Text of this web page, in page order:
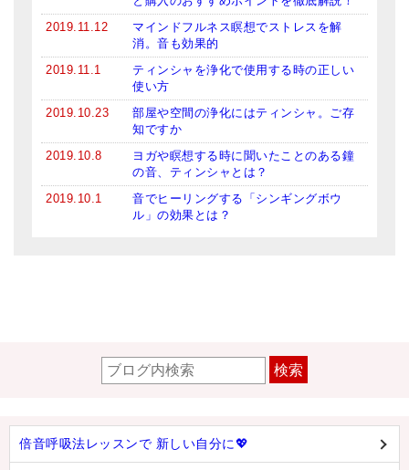
2019.11.12
マインドフルネス瞑想でストレスを解
消。音も効果的
2019.11.1
ティンシャを浄化で使用する時の正しい
使い方
2019.10.23
部屋や空間の浄化にはティンシャ。ご存
知ですか
2019.10.8
ヨガや瞑想する時に聞いたことのある鐘
の音、ティンシャとは？
2019.10.1
音でヒーリングする「シンギングボウ
ル」の効果とは？
検索
倍音呼吸法レッスンで 新しい自分に💖